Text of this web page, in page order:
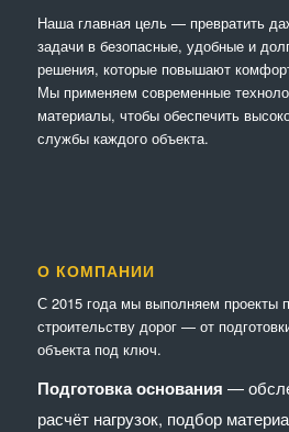
Наша главная цель — превратить
задачи в безопасные, удобные и
решения, которые повышают
Мы применяем современные
материалы, чтобы обеспечить
службы каждого объекта.
О КОМПАНИИ
С 2015 года мы выполняем проекты
строительству дорог — от
объекта под ключ.
Подготовка основания —
расчёт нагрузок, подбор